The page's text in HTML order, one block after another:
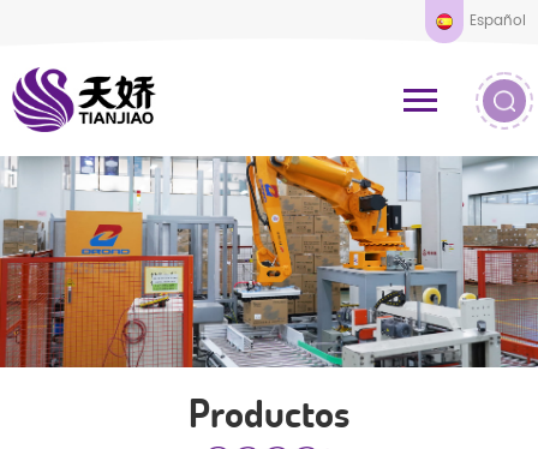
Español
Productos